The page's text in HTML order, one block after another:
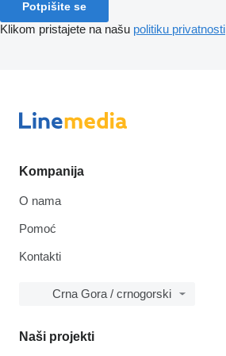
Potpišite se
Klikom pristajete na našu politiku privatnosti
Kompanija
O nama
Pomoć
Kontakti
Crna Gora / crnogorski
Naši projekti